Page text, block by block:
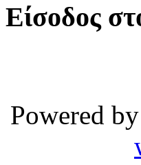
Είσοδος
Powered by